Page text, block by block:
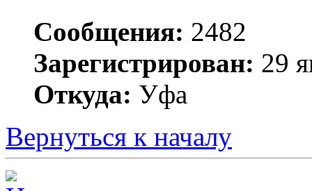
Сообщения: 2482
Зарегистрирован: 29
Откуда: Уфа
Вернуться к началу